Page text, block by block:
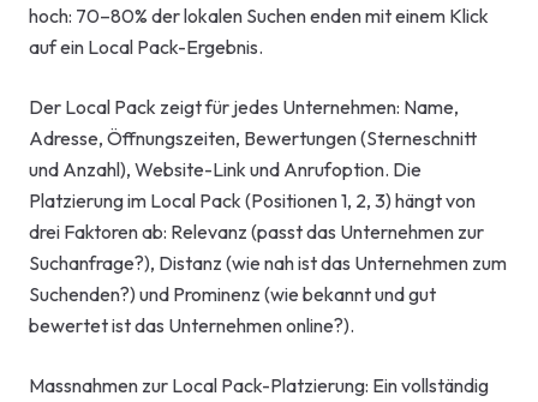
hoch: 70–80% der lokalen Suchen enden mit einem Klick
auf ein Local Pack-Ergebnis.
Der Local Pack zeigt für jedes Unternehmen: Name,
Adresse, Öffnungszeiten, Bewertungen (Sterneschnitt
und Anzahl), Website-Link und Anrufoption. Die
Platzierung im Local Pack (Positionen 1, 2, 3) hängt von
drei Faktoren ab: Relevanz (passt das Unternehmen zur
Suchanfrage?), Distanz (wie nah ist das Unternehmen zum
Suchenden?) und Prominenz (wie bekannt und gut
bewertet ist das Unternehmen online?).
Massnahmen zur Local Pack-Platzierung: Ein vollständig